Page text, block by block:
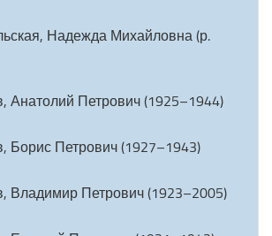
Надежда Михайловна (р.
Анатолий Петрович (1925–1944)
Борис Петрович (1927–1943)
Владимир Петрович (1923–2005)